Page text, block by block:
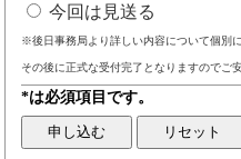
今回は見送る
※後日事務局より詳しい内容について個別
その後に正式な受付完了となりますのでご
*は必須項目です。